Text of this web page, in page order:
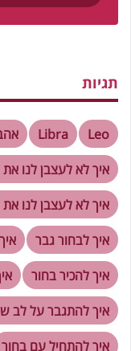
תגיות
Leo
Libra
איך לא לעצבן לנו את
איך לא לעצבן לנו את
איך לבחור גבר
איך להכיר בחור
איך להתגבר על לב
איך להתחיל עם בחור